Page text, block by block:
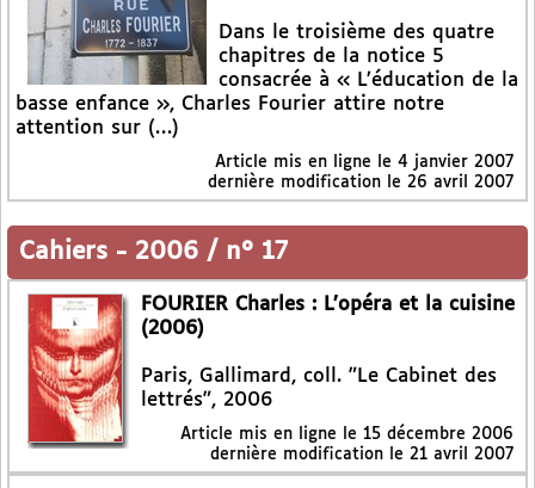
Dans le troisième des quatre
chapitres de la notice 5
consacrée à « L’éducation de la
basse enfance », Charles Fourier attire notre
attention sur (…)
Article mis en ligne le 4 janvier 2007
dernière modification le 26 avril 2007
Cahiers - 2006 / n° 17
FOURIER Charles : L’opéra et la cuisine
(2006)
Paris, Gallimard, coll. "Le Cabinet des
lettrés", 2006
Article mis en ligne le 15 décembre 2006
dernière modification le 21 avril 2007